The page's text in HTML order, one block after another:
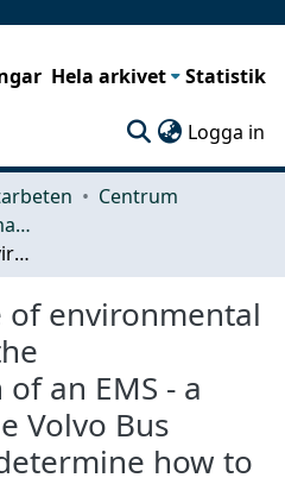
Hela arkivet Statistik
Logga in
Centrum
Examensarbeten för masterexamen
The importance of environmental knowledge for the implementation of an EMS - a case study of the Volvo Bus Corporation to determine how to practically implement the ISO 14001 standard
environmental
an EMS - a
Volvo Bus
how to